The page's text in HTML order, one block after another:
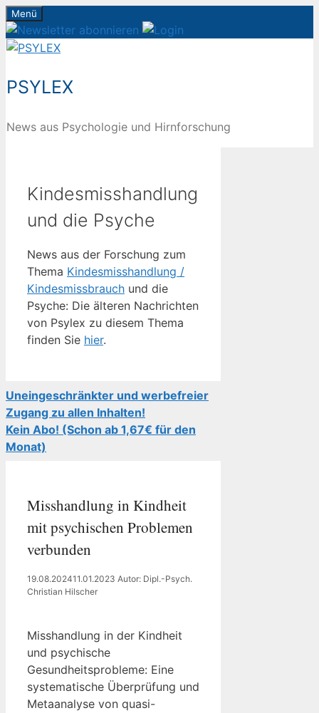
Zum
Inhalt
springen
Menü
PSYLEX
News aus Psychologie und Hirnforschung
Kindesmisshandlung
und die Psyche
News aus der Forschung zum
Thema Kindesmisshandlung /
Kindesmissbrauch und die
Psyche: Die älteren Nachrichten
von Psylex zu diesem Thema
finden Sie hier.
Uneingeschränkter und werbefreier
Zugang zu allen Inhalten!
Kein Abo! (Schon ab 1,67€ für den
Monat)
Misshandlung in Kindheit
mit psychischen Problemen
verbunden
19.08.202411.01.2023 Autor: Dipl.-Psych.
Christian Hilscher
Misshandlung in der Kindheit
und psychische
Gesundheitsprobleme: Eine
systematische Überprüfung und
Metaanalyse von quasi-